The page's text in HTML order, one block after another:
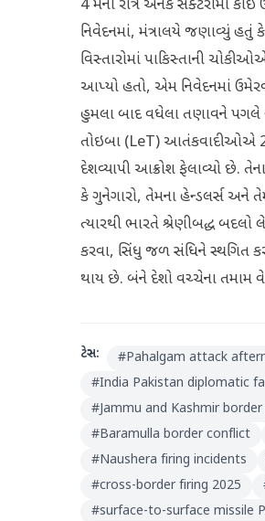
4 મેની રાત્રે અનેક સેક્ટરોમાં
નિવેદનમાં, મંત્રાલયે જણાવ્યું હતું
વિસ્તારોમાં પાકિસ્તાની
આપ્યો હતો, એમ નિવેદનમાં
હુમલા બાદ વધેલા તણાવને પગલે
તોઇબા (LeT) આતંકવાદીઓએ
દેશવ્યાપી આક્રોશ ફેલાવ્યો છે. તેના
કે ગુનેગારો, તેમના હેન્ડલર્સ અને
ત્યારથી ભારતે શ્રેણીબદ્ધ બદલો
કરવા, સિંધુ જળ સંધિને સ્થગિત
થાય છે. બંને દેશો વચ્ચેના તમામ
ટેગ્સ: #Pahalgam attack
#India Pakistan diplomatic
#Jammu and Kashmir
#Baramulla border conflict
#Naushera firing incidents
#cross-border firing 2025
#surface-to-surface missile